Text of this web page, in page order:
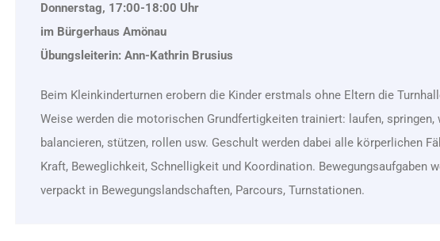
Donnerstag, 17:00-18:00 Uhr
im Bürgerhaus Amönau
Übungsleiterin: Ann-Kathrin Brusius
Beim Kleinkinderturnen erobern die Kinder erstmals ohne Eltern die
Weise werden die motorischen Grundfertigkeiten trainiert: laufen, springen,
balancieren, stützen, rollen usw. Geschult werden dabei alle körperlichen
Kraft, Beweglichkeit, Schnelligkeit und Koordination. Bewegungsaufgaben
verpackt in Bewegungslandschaften, Parcours, Turnstationen.